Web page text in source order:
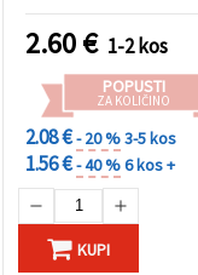
2.60€ 1-2 kos
POPUSTI
ZA KOLIČINO
2.08 €- 20 %3-5 kos
1.56 €- 40 %6 kos +
KUPI